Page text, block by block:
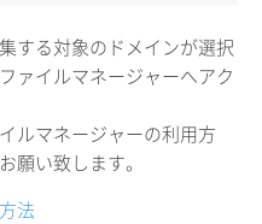
する対象のドメインが選択
ァイルマネージャーへアク
ルマネージャーの利用方
願い致します。
法